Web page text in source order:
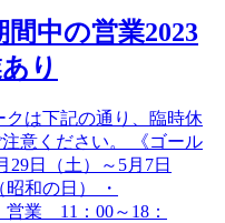
中の営業2023
り
は下記の通り、臨時休
意ください。 《ゴール
29日（土）～5月7日
和の日） ・
営業 11：00～18：